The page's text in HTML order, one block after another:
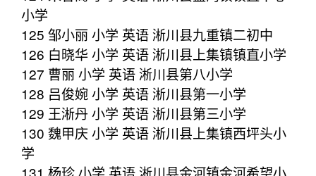
小学
125 邹小丽 小学 英语 淅川县九重镇二初中
126 白晓华 小学 英语 淅川县上集镇镇直小学
127 曹丽 小学 英语 淅川县第八小学
128 吕俊婉 小学 英语 淅川县第一小学
129 王淅丹 小学 英语 淅川县第三小学
130 魏甲庆 小学 英语 淅川县上集镇西坪头小
学
131 杨珍 小学 英语 淅川县金河镇金河希望小